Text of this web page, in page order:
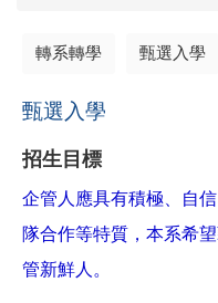
轉系轉學 甄選入學
甄選入學
招生目標
企管人應具有積極、自
隊合作等特質，本系希
管新鮮人。